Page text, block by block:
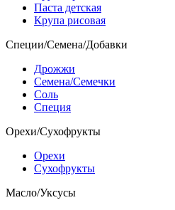
Паста детская
Крупа рисовая
Специи/Семена/Добавки
Дрожжи
Семена/Семечки
Соль
Специя
Орехи/Сухофрукты
Орехи
Сухофрукты
Масло/Уксусы